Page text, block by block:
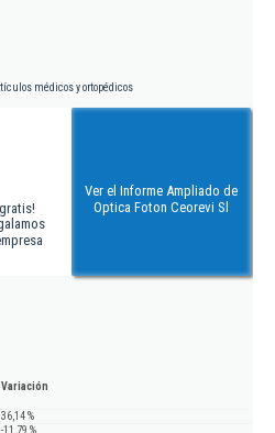
médicos y ortopédicos
Ver el Informe Ampliado de
Optica Foton Ceorevi Sl
Variación
36,14 %